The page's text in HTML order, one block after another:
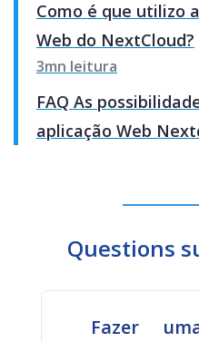
Como é que utilizo
Web do NextCloud?
3mn leitura
FAQ As
aplicação Web
Questions
Fazer